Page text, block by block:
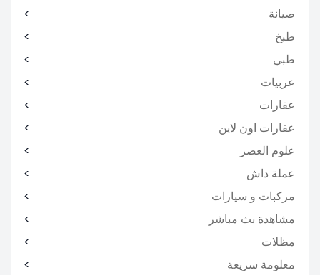
صيانة
طبخ
طبي
عربيات
عقارات
عقارات اون لاين
علوم العصر
عملة داش
مركبات و سيارات
مشاهدة بث مباشر
مظلات
معلومة سريعة